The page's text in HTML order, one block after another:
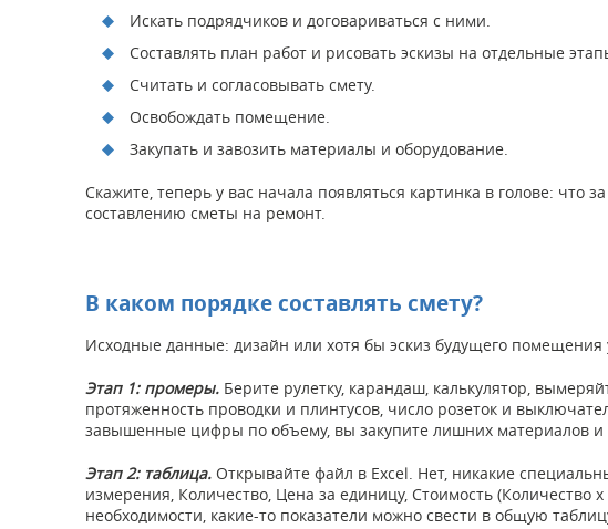
Искать подрядчиков и договариваться с ними.
Составлять план работ и рисовать эскизы на отдельные
Считать и согласовывать смету.
Освобождать помещение.
Закупать и завозить материалы и оборудование.
Скажите, теперь у вас начала появляться картинка в голове: что
составлению сметы на ремонт.
В каком порядке составлять смету?
Исходные данные: дизайн или хотя бы эскиз будущего
Этап 1: промеры. Берите рулетку, карандаш, калькулятор,
протяженность проводки и плинтусов, число розеток и
завышенные цифры по объему, вы закупите лишних материалов и
Этап 2: таблица. Открывайте файл в Excel. Нет, никакие
измерения, Количество, Цена за единицу, Стоимость
необходимости, какие-то показатели можно свести в общую